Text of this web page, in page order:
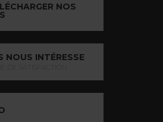
NOS
NOUS INTÉRESSE